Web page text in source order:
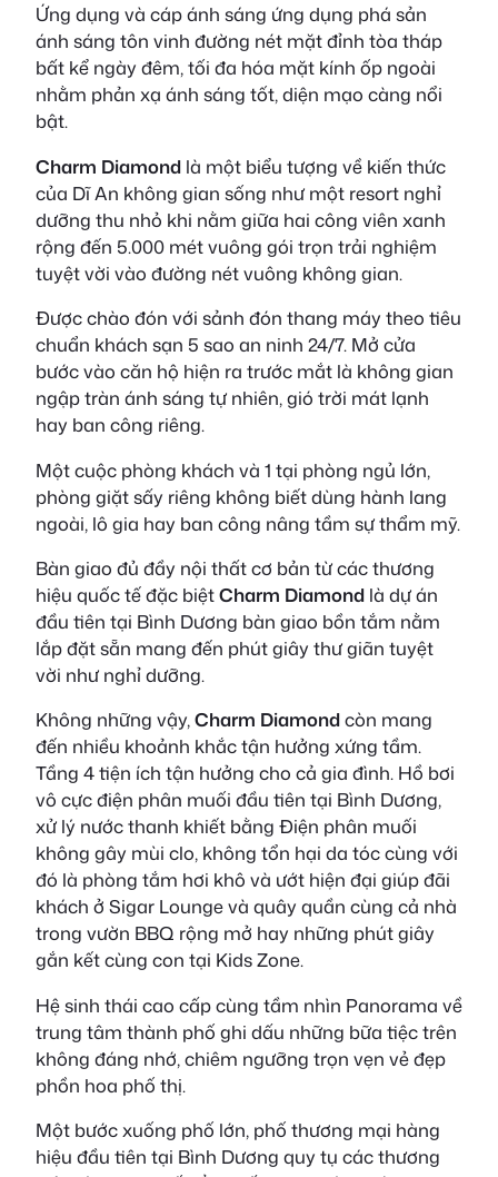
Ứng dụng và cáp ánh sáng ứng dụng phá sản
ánh sáng tôn vinh đường nét mặt đỉnh tòa tháp
bất kể ngày đêm, tối đa hóa mặt kính ốp ngoài
nhằm phản xạ ánh sáng tốt, diện mạo càng nổi
bật.
Charm Diamond là một biểu tượng về kiến thức
của Dĩ An không gian sống như một resort nghỉ
dưỡng thu nhỏ khi nằm giữa hai công viên xanh
rộng đến 5.000 mét vuông gói trọn trải nghiệm
tuyệt vời vào đường nét vuông không gian.
Được chào đón với sảnh đón thang máy theo tiêu
chuẩn khách sạn 5 sao an ninh 24/7. Mở cửa
bước vào căn hộ hiện ra trước mắt là không gian
ngập tràn ánh sáng tự nhiên, gió trời mát lạnh
hay ban công riêng.
Một cuộc phòng khách và 1 tại phòng ngủ lớn,
phòng giặt sấy riêng không biết dùng hành lang
ngoài, lô gia hay ban công nâng tầm sự thẩm mỹ.
Bàn giao đủ đầy nội thất cơ bản từ các thương
hiệu quốc tế đặc biệtCharm Diamond là dự án
đầu tiên tại Bình Dương bàn giao bồn tắm nằm
lắp đặt sẵn mang đến phút giây thư giãn tuyệt
vời như nghỉ dưỡng.
Không những vậy,Charm Diamondcòn mang
đến nhiều khoảnh khắc tận hưởng xứng tầm.
Tầng 4 tiện ích tận hưởng cho cả gia đình. Hồ bơi
vô cực điện phân muối đầu tiên tại Bình Dương,
xử lý nước thanh khiết bằng Điện phân muối
không gây mùi clo, không tổn hại da tóc cùng với
đó là phòng tắm hơi khô và ướt hiện đại giúp đãi
khách ở Sigar Lounge và quây quần cùng cả nhà
trong vườn BBQ rộng mở hay những phút giây
gắn kết cùng con tại Kids Zone.
Hệ sinh thái cao cấp cùng tầm nhìn Panorama về
trung tâm thành phố ghi dấu những bữa tiệc trên
không đáng nhớ, chiêm ngưỡng trọn vẹn vẻ đẹp
phồn hoa phố thị.
Một bước xuống phố lớn, phố thương mại hàng
hiệu đầu tiên tại Bình Dương quy tụ các thương